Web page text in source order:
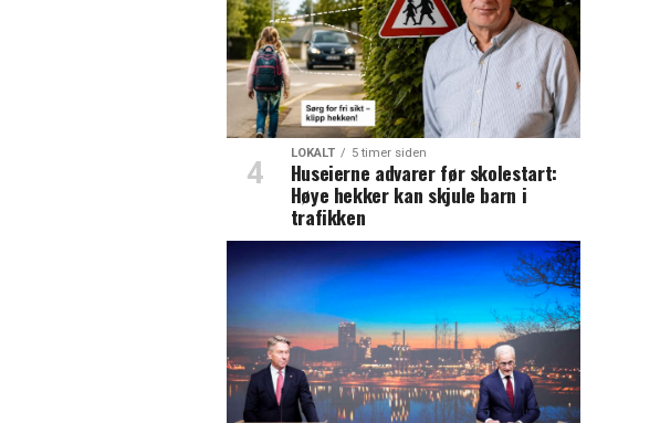
LOKALT 5 timer siden
Huseierne advarer før skolestart:
Høye hekker kan skjule barn i
trafikken